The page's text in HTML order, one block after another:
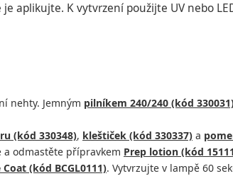
aplikujte. K vytvrzení použijte UV nebo
nehty. Jemným pilníkem 240/240 (kód
(kód 330348), kleštiček (kód 330337) a
a odmastěte přípravkem Prep lotion (kód
Coat (kód BCGL0111). Vytvrzujte v lampě 60